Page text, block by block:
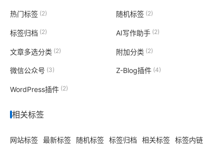
热门标签 (2) 随机标签(2)
标签归档 (2) AI写作助手(2)
文章多选分类 (2) 附加分类 (2)
微信公众号 (3) Z-Blog插件(4)
WordPress插件 (2)
相关标签
网站标签 最新标签 随机标签 标签归档 相关标签 标签内链